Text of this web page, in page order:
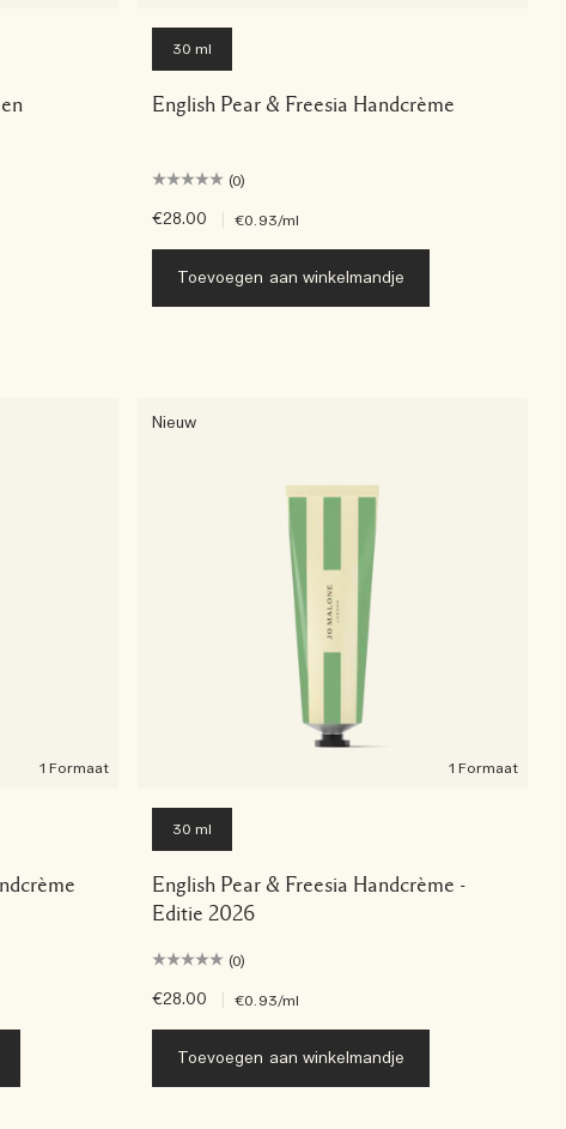
30 ml
English Pear & Freesia Handcrème
(0)
€28.00 €0.93/ml
Toevoegen aan winkelmandje
1 Formaat
Nieuw
1 Formaat
30 ml
English Pear & Freesia Handcrème -
Editie 2026
(0)
€28.00 €0.93/ml
Toevoegen aan winkelmandje